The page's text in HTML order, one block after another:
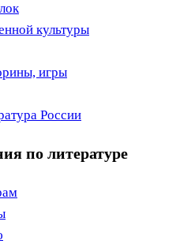
культуры
игры
России
по литературе